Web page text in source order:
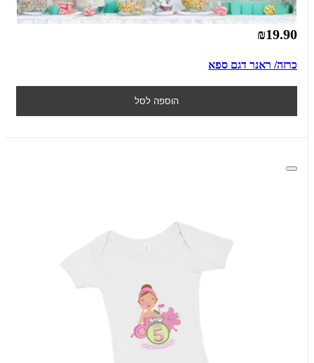
₪19.90
כרזה/ ראנר דגם ספא
הוספה לסל